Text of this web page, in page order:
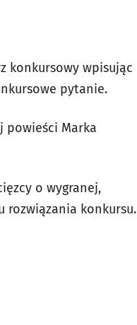
konkursowy wpisując
pytanie.
powieści Marka
o wygranej,
konkursu.